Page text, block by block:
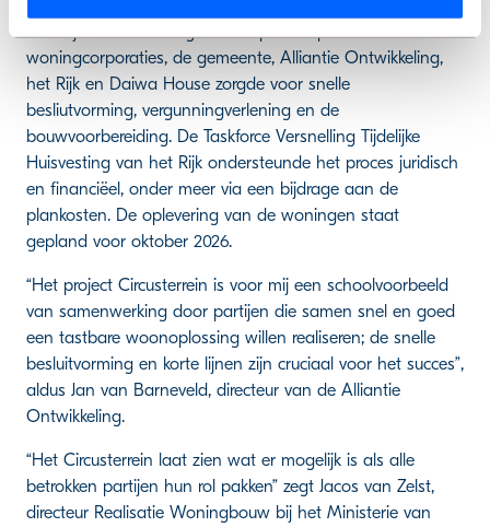
Wekelijkse afstemming in een speciaal planteam van de
woningcorporaties, de gemeente, Alliantie Ontwikkeling,
het Rijk en Daiwa House zorgde voor snelle
besliutvorming, vergunningverlening en de
bouwvoorbereiding. De Taskforce Versnelling Tijdelijke
Huisvesting van het Rijk ondersteunde het proces juridisch
en financiëel, onder meer via een bijdrage aan de
plankosten. De oplevering van de woningen staat
gepland voor oktober 2026.
“Het project Circusterrein is voor mij een schoolvoorbeeld
van samenwerking door partijen die samen snel en goed
een tastbare woonoplossing willen realiseren; de snelle
besluitvorming en korte lijnen zijn cruciaal voor het succes”,
aldus Jan van Barneveld, directeur van de Alliantie
Ontwikkeling.
“Het Circusterrein laat zien wat er mogelijk is als alle
betrokken partijen hun rol pakken” zegt Jacos van Zelst,
directeur Realisatie Woningbouw bij het Ministerie van